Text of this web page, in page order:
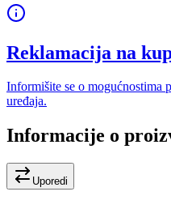
Reklamacija na
Informišite se o mogućnostima
uređaja.
Informacije o
Uporedi